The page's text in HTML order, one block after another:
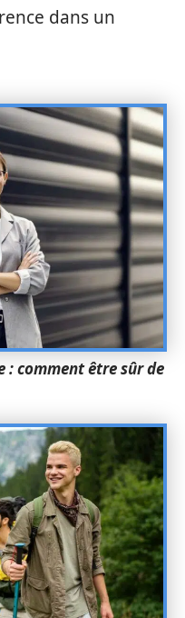
dans un
: comment être sûr de